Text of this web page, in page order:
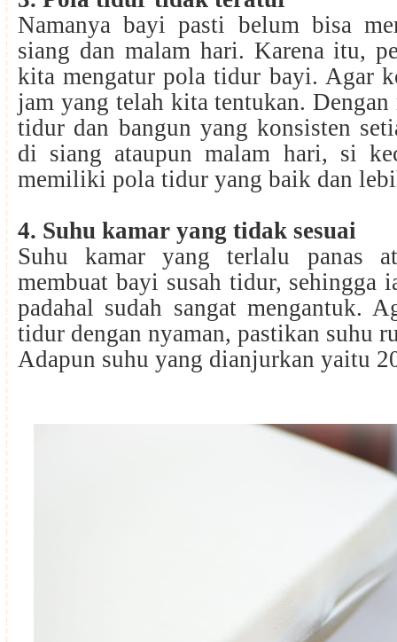
Namanya bayi pasti belum bisa
siang dan malam hari. Karena itu,
kita mengatur pola tidur bayi. Agar
jam yang telah kita tentukan. Dengan
tidur dan bangun yang konsisten
di siang ataupun malam hari, si
memiliki pola tidur yang baik dan
4. Suhu kamar yang tidak sesuai
Suhu kamar yang terlalu panas
membuat bayi susah tidur, sehingga
padahal sudah sangat mengantuk.
tidur dengan nyaman, pastikan suhu
Adapun suhu yang dianjurkan yaitu